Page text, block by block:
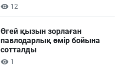
12
Өгей қызын зорлаған
павлодарлық өмір бойына
сотталды
1